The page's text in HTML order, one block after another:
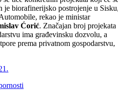
biorafinerijsko postrojenje u
rekao je ministar
Ćorić. Značajan broj projekata
ima građevinsku dozvolu, a
prema privatnom gospodarstvu,